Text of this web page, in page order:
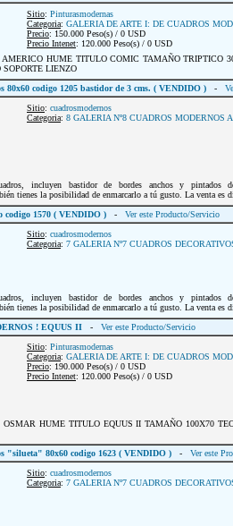
Sitio: Pinturasmodernas
Categoria: GALERIA DE ARTE I: DE CUADROS
Precio: 150.000 Peso(s) / 0 USD
Precio Intenet: 120.000 Peso(s) / 0 USD
AMERICO HUME TITULO COMIC TAMAÑO TRIPTICO
LIENZO
80x60 codigo 1205 bastidor de 3 cms. ( VENDIDO )
-
Sitio: cuadrosmodernos
Categoria: 8 GALERIA Nº8 CUADROS MODERNOS
incluyen bastidor de bordes anchos y pintados
tienes la posibilidad de enmarcarlo a tú gusto. La venta es
codigo 1570 ( VENDIDO )
- Ver este Producto/Servicio
Sitio: cuadrosmodernos
Categoria: 7 GALERIA Nº7 CUADROS
incluyen bastidor de bordes anchos y pintados
tienes la posibilidad de enmarcarlo a tú gusto. La venta es
! EQUUS II
- Ver este Producto/Servicio
Sitio: Pinturasmodernas
Categoria: GALERIA DE ARTE I: DE CUADROS
Precio: 190.000 Peso(s) / 0 USD
Precio Intenet: 120.000 Peso(s) / 0 USD
OSMAR HUME TITULO EQUUS II TAMAÑO 100X70
"silueta" 80x60 codigo 1623 ( VENDIDO )
- Ver este
Sitio: cuadrosmodernos
Categoria: 7 GALERIA Nº7 CUADROS